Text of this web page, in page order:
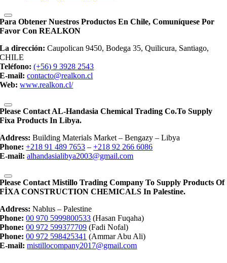
Para Obtener Nuestros Productos En Chile, Comuníquese Por
Favor Con REALKON
La dirección: Caupolican 9450, Bodega 35, Quilicura, Santiago,
CHILE
Teléfono: (+56) 9 3928 2543
E-mail: contacto@realkon.cl
Web: www.realkon.cl/
Please Contact AL-Handasia Chemical Trading Co.to Supply
Fixa Products In Libya.
Address: Building Materials Market – Bengazy – Libya
Phone: +218 91 489 7653 –+218 92 266 6086
E-mail: alhandasialibya2003@gmail.com
Please Contact Mistillo Trading Company To Supply Products Of
FİXA CONSTRUCTION CHEMICALS In Palestine.
Address: Nablus – Palestine
Phone: 00 970 5999800533 (Hasan Fuqaha)
Phone: 00 972 599377709 (Fadi Nofal)
Phone: 00 972 598425341 (Ammar Abu Ali)
E-mail: mistillocompany2017@gmail.com